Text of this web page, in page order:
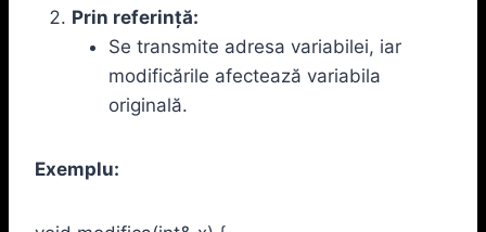
Prin referință:
Se transmite adresa variabilei, iar
modificările afectează variabila
originală.
Exemplu: